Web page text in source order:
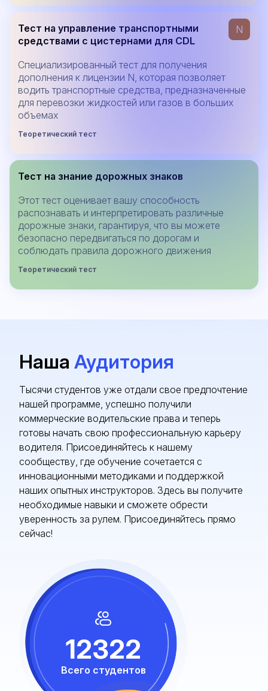
Тест на управление транспортными
средствами с цистернами для CDL
N
Специализированный тест для получения
дополнения к лицензии N, которая позволяет
водить транспортные средства, предназначенные
для перевозки жидкостей или газов в больших
объемах
Теоретический тест
Тест на знание дорожных знаков
Этот тест оценивает вашу способность
распознавать и интерпретировать различные
дорожные знаки, гарантируя, что вы можете
безопасно передвигаться по дорогам и
соблюдать правила дорожного движения
Теоретический тест
Наша Аудитория
Тысячи студентов уже отдали свое предпочтение
нашей программе, успешно получили
коммерческие водительские права и теперь
готовы начать свою профессиональную карьеру
водителя. Присоединяйтесь к нашему
сообществу, где обучение сочетается с
инновационными методиками и поддержкой
наших опытных инструкторов. Здесь вы получите
необходимые навыки и сможете обрести
уверенность за рулем. Присоединяйтесь прямо
сейчас!
12322
Всего студентов